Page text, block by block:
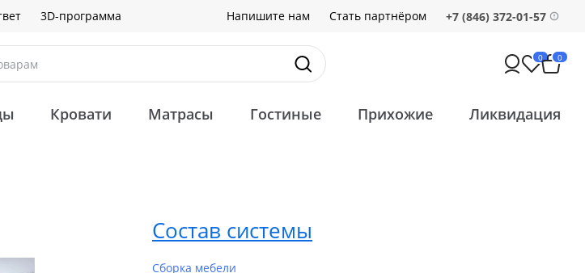
3D-программа Напишите нам Стать партнёром +7 (846) 372-01-57
0 0
Кровати Матрасы Гостиные Прихожие Ликвидация
Состав системы
Сборка мебели